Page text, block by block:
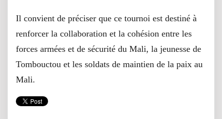
Il convient de préciser que ce tournoi est destiné à
renforcer la collaboration et la cohésion entre les
forces armées et de sécurité du Mali, la jeunesse de
Tombouctou et les soldats de maintien de la paix au
Mali.